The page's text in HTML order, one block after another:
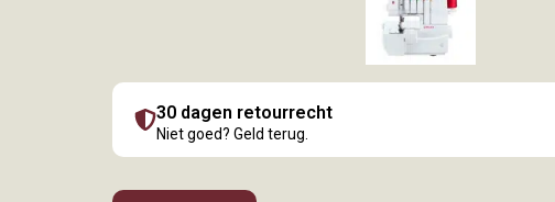
30 dagen retourrecht
Niet goed? Geld terug.